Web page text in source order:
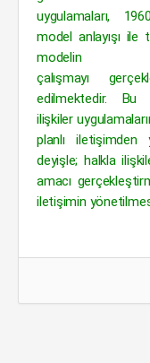
uygulamaları,
model anlayışı ile
modelin
çalışmayı
edilmektedir. Bu
ilişkiler
planlı iletişimden
deyişle; halkla
amacı
iletişimin